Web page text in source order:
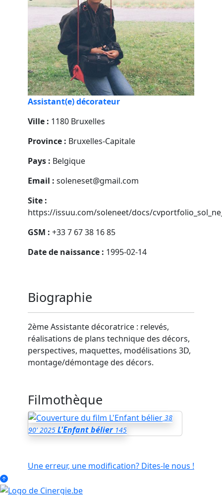
Assistant(e) décorateur
Ville : 1180 Bruxelles
Province : Bruxelles-Capitale
Pays : Belgique
Email : soleneset@gmail.com
Site :
https://issuu.com/soleneet/docs/
GSM : +33 7 67 38 16 85
Date de naissance : 1995-02-14
Biographie
2ème Assistante décoratrice : relevés,
réalisations de plans technique des décors,
perspectives, maquettes, modélisations 3D,
montage/démontage des décors.
Filmothèque
38
90' 2025 L'Enfant bélier 145
Une erreur, une modification? Dites-le nous !